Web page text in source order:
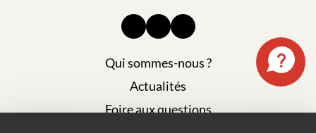
Qui sommes-nous ?
Actualités
Foire aux questions